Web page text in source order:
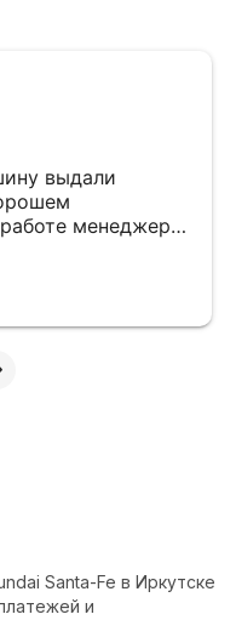
выдали
менеджера
и
Santa-Fe в Иркутске
и